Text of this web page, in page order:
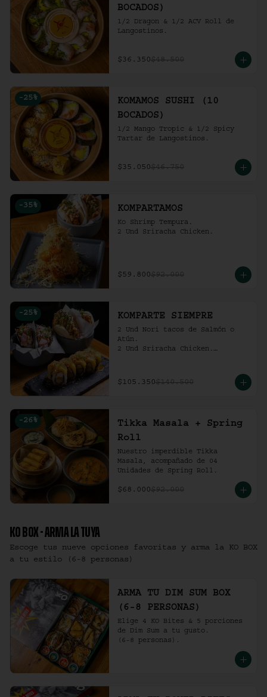
BOCADOS)
1/2 Dragon & 1/2 ACV Roll de
Langostinos.
$36.350$48.500
-25 %
KOMAMOS SUSHI (10
BOCADOS)
1/2 Mango Tropic & 1/2 Spicy
Tartar de Langostinos.
$35.050$46.750
-35 % KOMPARTAMOS
Ko Shrimp Tempura.
2 Und Sriracha Chicken.
$59.800$92.000
-25 % KOMPARTE SIEMPRE
2 Und Nori tacos de Salmón o
Atún.
2 Und Sriracha Chicken.
$105.350$140.500
-26 %
Tikka Masala + Spring
Roll
Nuestro imperdible Tikka
Masala, acompañado de 04
Unidades de Spring Roll.
$68.000$92.000
KO BOX - ARMA LA TUYA
Escoge tus nueve opciones favoritas y arma la KO BOX
a tu estilo (6-8 personas)
ARMA TU DIM SUM BOX
(6-8 PERSONAS)
Elige 4 KO Bites & 5 porciones
de Dim Sum a tu gusto.
(6-8 personas).